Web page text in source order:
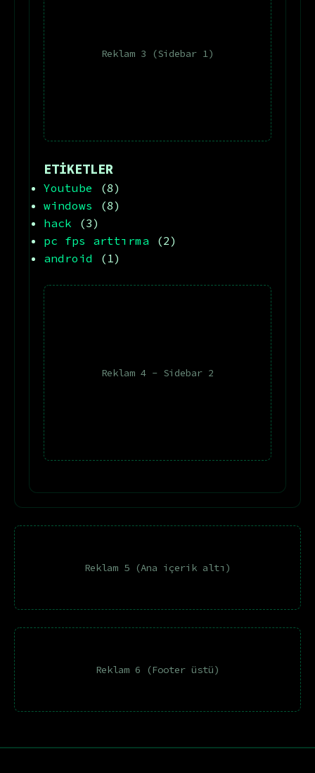
Reklam 3 (Sidebar 1)
ETİKETLER
Youtube
(8)
windows
(8)
hack
(3)
pc fps arttırma
(2)
android
(1)
Reklam 4 - Sidebar 2
Reklam 5 (Ana içerik altı)
Reklam 6 (Footer üstü)